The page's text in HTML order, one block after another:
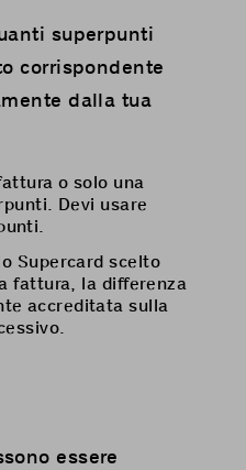
superpunti
corrispondente
dalla tua
o solo una
Devi usare
Supercard scelto
fattura, la differenza
accreditata sulla
essere